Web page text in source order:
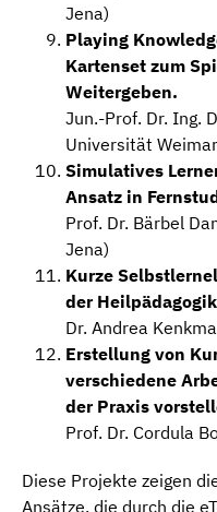
Jena)
Playing
Kartenset zum
Weitergeben.
Jun.-Prof. Dr. Ing.
Universität
Simulatives
Ansatz in
Prof. Dr. Bärbel
Jena)
Kurze
der
Dr. Andrea
Erstellung von
verschiedene
der Praxis
Prof. Dr. Cordula
Diese Projekte zeigen
Ansätze, die durch die